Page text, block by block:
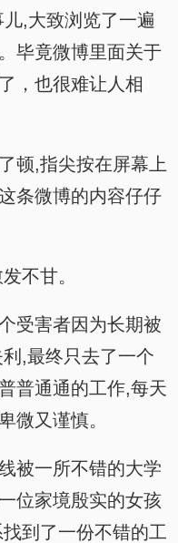
,大致浏览了一遍
毕竟微博里面关于
，也很难让人相
顿,指尖按在屏幕上
条微博的内容仔仔
不甘。
受害者因为长期被
,最终只去了一个
普通通的工作,每天
微又谨慎。
被一所不错的大学
位家境殷实的女孩
到了一份不错的工